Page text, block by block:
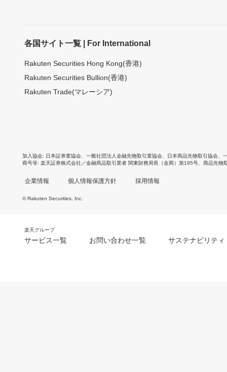
各国サイト一覧 | For International
Rakuten Securities Hong Kong(香港)
Rakuten Securities Bullion(香港)
Rakuten Trade(マレーシア)
加入協会 日本証券業協会 一般社団法人金融先物取引業協会 日本商品先物取引協会
商号等 楽天証券株式会社／金融商品取引業者 関東財務局長（金商）第195号、商品先物
企業情報 個人情報保護方針 採用情報
© Rakuten Securities, Inc.
楽天グループ
サービス一覧 お問い合わせ一覧 サステナビリティ